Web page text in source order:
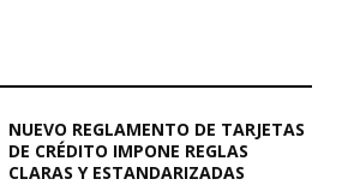
NUEVO REGLAMENTO DE TARJETAS
DE CRÉDITO IMPONE REGLAS
CLARAS Y ESTANDARIZADAS